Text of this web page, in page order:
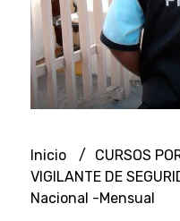
Inicio
CURSOS
VIGILANTE DE
Nacional -Mensual